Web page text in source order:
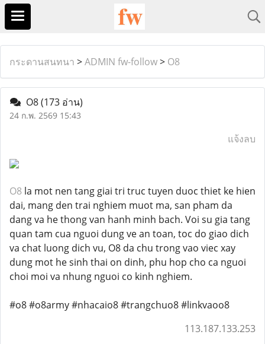
กระดานสนทนา >ADMIN fw-follow> O8
O8(173 อ่าน)
24 ก.พ. 2569 15:43
แจ้งลบ
O8 la mot nen tang giai tri truc tuyen duoc thiet ke hien
dai, mang den trai nghiem muot ma, san pham da
dang va he thong van hanh minh bach. Voi su gia tang
quan tam cua nguoi dung ve an toan, toc do giao dich
va chat luong dich vu, O8 da chu trong vao viec xay
dung mot he sinh thai on dinh, phu hop cho ca nguoi
choi moi va nhung nguoi co kinh nghiem.
#o8 #o8army #nhacaio8 #trangchuo8 #linkvaoo8
113.187.133.253